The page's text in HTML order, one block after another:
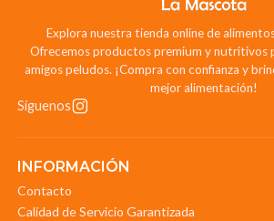
Explora nuestra tienda online de
Ofrecemos productos premium y nutritivos
amigos peludos. ¡Compra con confianza y
mejor alimentación!
Síguenos
INFORMACIÓN
Contacto
Calidad de Servicio Garantizada